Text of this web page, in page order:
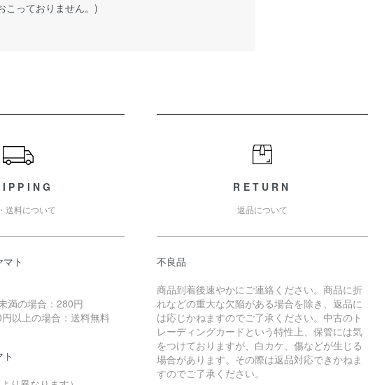
こっておりません。)
送料について
ト
満の場合：280円
以上の場合：送料無料
ト
RETURN
返品について
不良品
商品到着後速やかにご連絡ください。商品に折
れなどの重大な欠陥がある場合を除き、返品に
は応じかねますのでご了承ください。中古のト
レーディングカードという特性上、保管には気
をつけておりますが、白カケ、傷などが生じる
場合があります。その際は返品対応できかねま
すのでご了承ください。